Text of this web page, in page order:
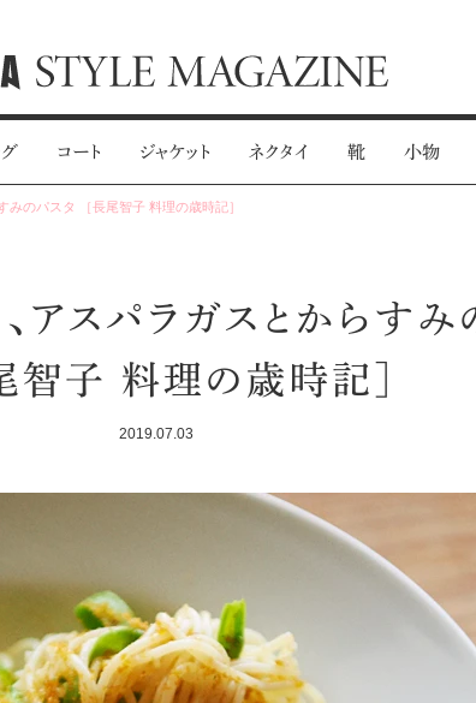
コート ジャケット ネクタイ 靴 小物
のパスタ ［長尾智子 料理の歳時記］
アスパラガスとからすみ
智子 料理の歳時記］
2019.07.03